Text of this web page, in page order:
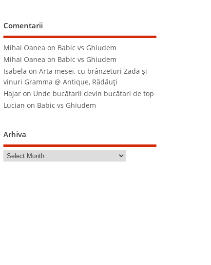
Comentarii
Mihai Oanea on Babic vs Ghiudem
Mihai Oanea on Babic vs Ghiudem
Isabela onArta mesei, cu brânzeturi Zada şi
vinuri Gramma @ Antique, Rădăuţi
Hajar on Unde bucătarii devin bucătari de top
Lucian on Babic vs Ghiudem
Arhiva